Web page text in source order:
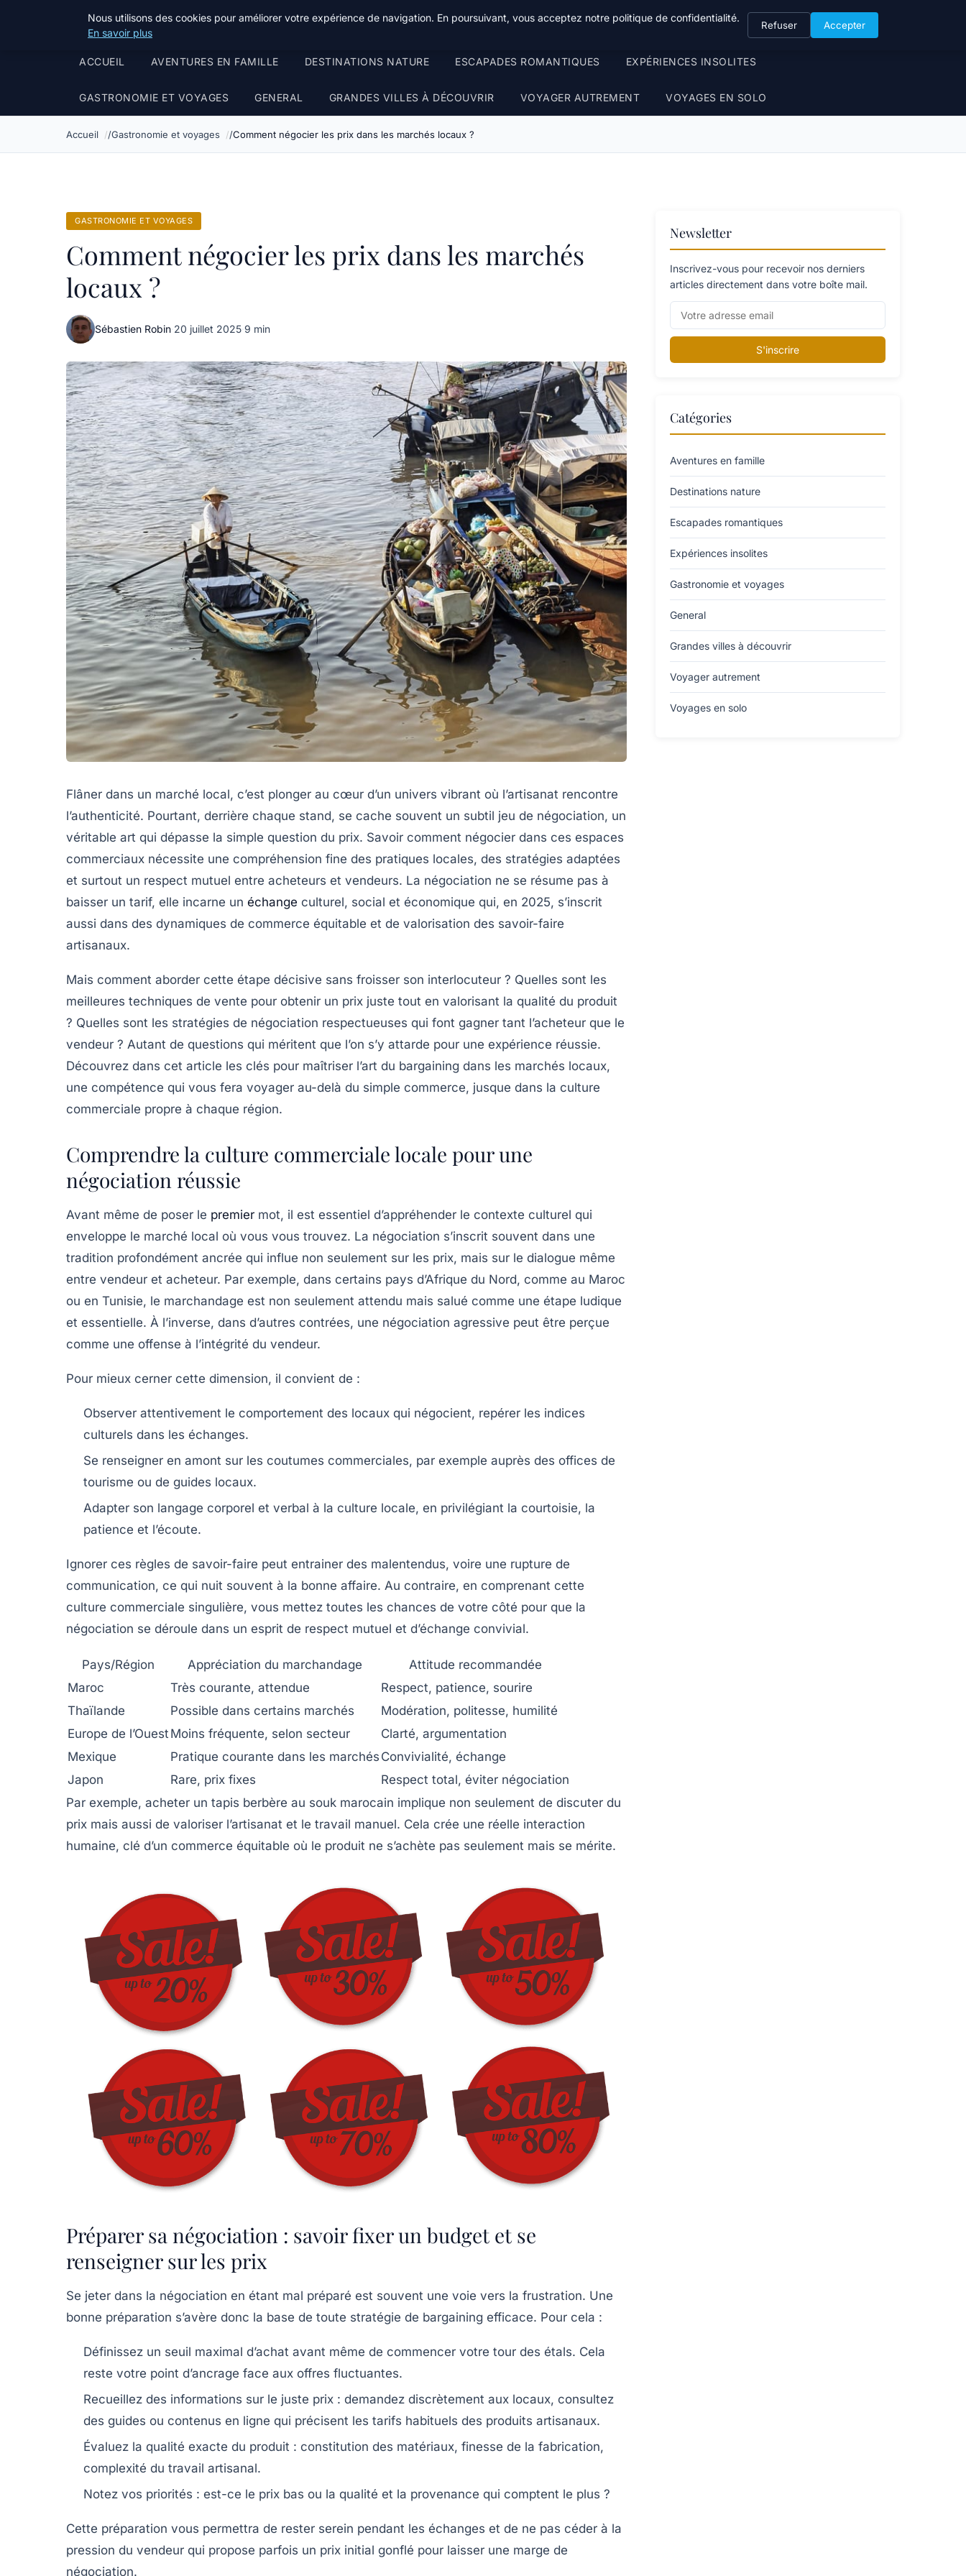
Tourisme Landes
ACCUEIL AVENTURES EN FAMILLE DESTINATIONS NATURE ESCAPADES ROMANTIQUES EXPÉRIENCES INSOLITES
GASTRONOMIE ET VOYAGES GENERAL GRANDES VILLES À DÉCOUVRIR VOYAGER AUTREMENT VOYAGES EN SOLO
Accueil Gastronomie et voyages Comment négocier les prix dans les marchés locaux ?
GASTRONOMIE ET VOYAGES
Comment négocier les prix dans les marchés
locaux ?
Sébastien Robin·20 juillet 2025·9 min
Flâner dans un marché local, c’est plonger au cœur d’un univers vibrant où l’artisanat rencontre
l’authenticité. Pourtant, derrière chaque stand, se cache souvent un subtil jeu de négociation, un
véritable art qui dépasse la simple question du prix. Savoir comment négocier dans ces espaces
commerciaux nécessite une compréhension fine des pratiques locales, des stratégies adaptées
et surtout un respect mutuel entre acheteurs et vendeurs. La négociation ne se résume pas à
baisser un tarif, elle incarne un échange culturel, social et économique qui, en 2025, s’inscrit
aussi dans des dynamiques de commerce équitable et de valorisation des savoir-faire
artisanaux.
Mais comment aborder cette étape décisive sans froisser son interlocuteur ? Quelles sont les
meilleures techniques de vente pour obtenir un prix juste tout en valorisant la qualité du produit
? Quelles sont les stratégies de négociation respectueuses qui font gagner tant l’acheteur que le
vendeur ? Autant de questions qui méritent que l’on s’y attarde pour une expérience réussie.
Découvrez dans cet article les clés pour maîtriser l’art du bargaining dans les marchés locaux,
une compétence qui vous fera voyager au-delà du simple commerce, jusque dans la culture
commerciale propre à chaque région.
Comprendre la culture commerciale locale pour une
négociation réussie
Avant même de poser le premier mot, il est essentiel d’appréhender le contexte culturel qui
enveloppe le marché local où vous vous trouvez. La négociation s’inscrit souvent dans une
tradition profondément ancrée qui influe non seulement sur les prix, mais sur le dialogue même
entre vendeur et acheteur. Par exemple, dans certains pays d’Afrique du Nord, comme au Maroc
ou en Tunisie, le marchandage est non seulement attendu mais salué comme une étape ludique
et essentielle. À l’inverse, dans d’autres contrées, une négociation agressive peut être perçue
comme une offense à l’intégrité du vendeur.
Pour mieux cerner cette dimension, il convient de :
Observer attentivement le comportement des locaux qui négocient, repérer les indices
culturels dans les échanges.
Se renseigner en amont sur les coutumes commerciales, par exemple auprès des offices de
tourisme ou de guides locaux.
Adapter son langage corporel et verbal à la culture locale, en privilégiant la courtoisie, la
patience et l’écoute.
Ignorer ces règles de savoir-faire peut entrainer des malentendus, voire une rupture de
communication, ce qui nuit souvent à la bonne affaire. Au contraire, en comprenant cette
culture commerciale singulière, vous mettez toutes les chances de votre côté pour que la
négociation se déroule dans un esprit de respect mutuel et d’échange convivial.
Pays/Région Appréciation du marchandage
Attitude recommandée
Maroc
Très courante, attendue
Respect, patience, sourire
Thaïlande
Possible dans certains marchés
Modération, politesse, humilité
Europe de l’Ouest Moins fréquente, selon secteur
Clarté, argumentation
Mexique
Pratique courante dans les marchés Convivialité, échange
Japon
Rare, prix fixes
Respect total, éviter négociation
Par exemple, acheter un tapis berbère au souk marocain implique non seulement de discuter du
prix mais aussi de valoriser l’artisanat et le travail manuel. Cela crée une réelle interaction
humaine, clé d’un commerce équitable où le produit ne s’achète pas seulement mais se mérite.
Préparer sa négociation : savoir fixer un budget et se
renseigner sur les prix
Se jeter dans la négociation en étant mal préparé est souvent une voie vers la frustration. Une
bonne préparation s’avère donc la base de toute stratégie de bargaining efficace. Pour cela :
Définissez un seuil maximal d’achat avant même de commencer votre tour des étals. Cela
reste votre point d’ancrage face aux offres fluctuantes.
Recueillez des informations sur le juste prix : demandez discrètement aux locaux, consultez
des guides ou contenus en ligne qui précisent les tarifs habituels des produits artisanaux.
Évaluez la qualité exacte du produit : constitution des matériaux, finesse de la fabrication,
complexité du travail artisanal.
Notez vos priorités : est-ce le prix bas ou la qualité et la provenance qui comptent le plus ?
Cette préparation vous permettra de rester serein pendant les échanges et de ne pas céder à la
pression du vendeur qui propose parfois un prix initial gonflé pour laisser une marge de
négociation.
Newsletter
Inscrivez-vous pour recevoir nos derniers
articles directement dans votre boîte mail.
S'inscrire
Catégories
Aventures en famille
Destinations nature
Escapades romantiques
Expériences insolites
Gastronomie et voyages
General
Grandes villes à découvrir
Voyager autrement
Voyages en solo
Nous utilisons des cookies pour améliorer votre expérience de navigation. En poursuivant, vous acceptez notre politique de confidentialité.
En savoir plus
Refuser Accepter